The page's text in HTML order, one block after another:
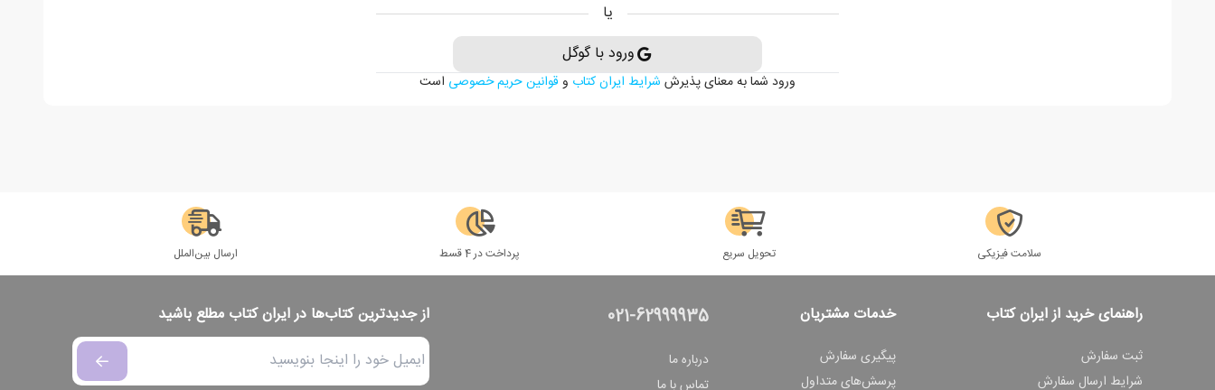
یا
ورود با گوگل
ورود شما به معنای پذیرش شرایط ایران کتاب و قوانین حریم خصوصی است
سلامت فیزیکی تحویل سریع پرداخت در 4 قسط ارسال بین‌الملل
راهنمای خرید از ایران کتاب
ثبت سفارش
شرایط ارسال سفارش
خدمات مشتریان
پیگیری سفارش
پرسش‌های متداول
021-62999935
درباره ما
تماس با ما
از جدیدترین کتاب‌ها در ایران کتاب مطلع باشید